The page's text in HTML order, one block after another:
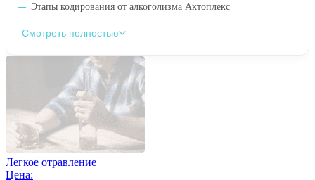
Этапы кодирования от алкоголизма Актоплекс
Смотреть полностью
Легкое отравление
Цена: